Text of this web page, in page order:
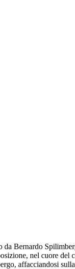
Bernardo
nel cuore
affacciandosi